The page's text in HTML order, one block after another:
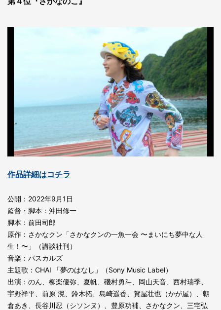
作品詳細はコチラ
公開：2022年9月1日
監督・脚本：沖田修一
脚本：前田司郎
原作：さかなクン「さかなクンの一魚一会 〜まいにち夢中な人
生！〜」（講談社刊）
音楽：パスカルズ
主題歌：CHAI 「夢のはなし」（Sony Music Label）
出演：のん、柳楽優弥、夏帆、磯村勇斗、岡山天音、西村瑞季、
宇野祥平、前原 滉、鈴木拓、島崎遥香、賀屋壮也（かが屋）、朝
倉あき、長谷川忍（シソンヌ）、豊原功補、さかなクン、三宅弘